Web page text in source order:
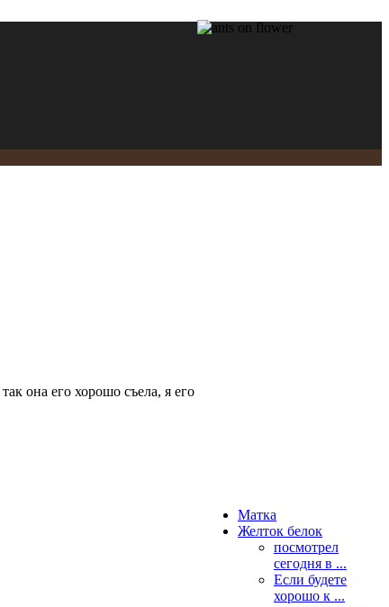
она его хорошо съела, я его
Матка
Желток белок
посмотрел
сегодня в ...
Если будете
хорошо к ...